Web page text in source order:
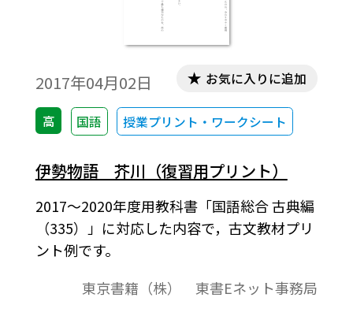
2017年04月02日
高 国語 授業プリント・ワークシート
お気に入りに追加
伊勢物語 芥川（復習用プリント）
2017～2020年度用教科書「国語総合 古典編
（335）」に対応した内容で，古文教材プリ
ント例です。
東京書籍（株） 東書Eネット事務局